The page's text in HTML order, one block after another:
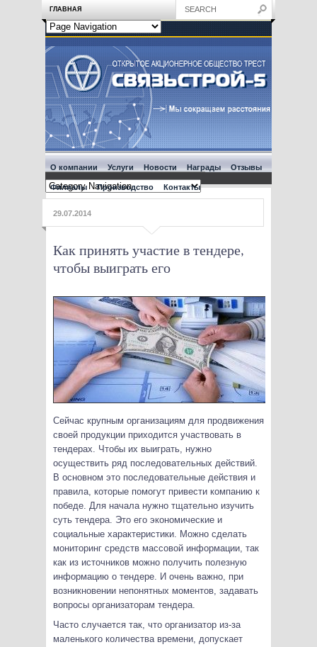
ГЛАВНАЯ
О компании Услуги Новости Награды Отзывы
Филиалы Производство Контакты
29.07.2014
Как принять участие в тендере,
чтобы выиграть его
Сейчас крупным организациям для продвижения
своей продукции приходится участвовать в
тендерах. Чтобы их выиграть, нужно
осуществить ряд последовательных действий.
В основном это последовательные действия и
правила, которые помогут привести компанию к
победе. Для начала нужно тщательно изучить
суть тендера. Это его экономические и
социальные характеристики. Можно сделать
мониторинг средств массовой информации, так
как из источников можно получить полезную
информацию о тендере. И очень важно, при
возникновении непонятных моментов, задавать
вопросы организаторам тендера.
Часто случается так, что организатор из-за
маленького количества времени, допускает